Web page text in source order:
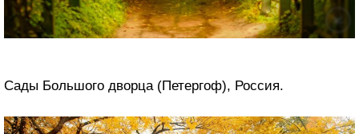
Сады Большого дворца (Петергоф), Россия.